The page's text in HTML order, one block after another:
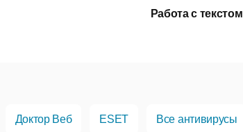
Работа с текстом
Доктор Веб ESET Все антивирусы